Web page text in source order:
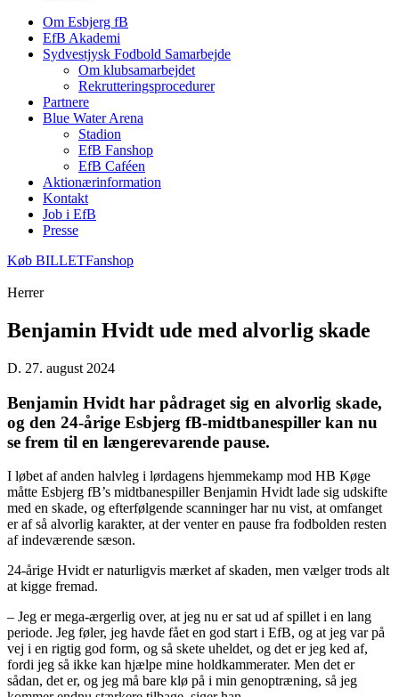
Om Esbjerg fB
EfB Akademi
Sydvestjysk Fodbold Samarbejde
Om klubsamarbejdet
Rekrutteringsprocedurer
Partnere
Blue Water Arena
Stadion
EfB Fanshop
EfB Caféen
Aktionærinformation
Kontakt
Job i EfB
Presse
Køb BILLETFanshop
Herrer
Benjamin Hvidt ude med alvorlig skade
D. 27. august 2024
Benjamin Hvidt har pådraget sig en alvorlig skade,
og den 24-årige Esbjerg fB-midtbanespiller kan nu
se frem til en længerevarende pause.
I løbet af anden halvleg i lørdagens hjemmekamp mod HB Køge
måtte Esbjerg fB’s midtbanespiller Benjamin Hvidt lade sig udskifte
med en skade, og efterfølgende scanninger har nu vist, at omfanget
er af så alvorlig karakter, at der venter en pause fra fodbolden resten
af indeværende sæson.
24-årige Hvidt er naturligvis mærket af skaden, men vælger trods alt
at kigge fremad.
– Jeg er mega-ærgerlig over, at jeg nu er sat ud af spillet i en lang
periode. Jeg føler, jeg havde fået en god start i EfB, og at jeg var på
vej i en rigtig god form, og så skete uheldet, og det er jeg ked af,
fordi jeg så ikke kan hjælpe mine holdkammerater. Men det er
sådan, det er, og jeg må bare klø på i min genoptræning, så jeg